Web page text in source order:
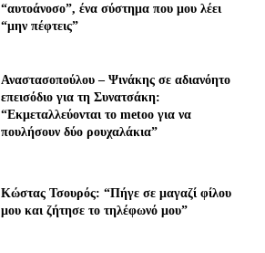
“αυτοάνοσο”, ένα σύστημα που μου λέει
“μην πέφτεις”
Αναστασοπούλου – Ψινάκης σε αδιανόητο
επεισόδιο για τη Συνατσάκη:
“Εκμεταλλεύονται το metoo για να
πουλήσουν δύο ρουχαλάκια”
Κώστας Τσουρός: “Πήγε σε μαγαζί φίλου
μου και ζήτησε το τηλέφωνό μου”